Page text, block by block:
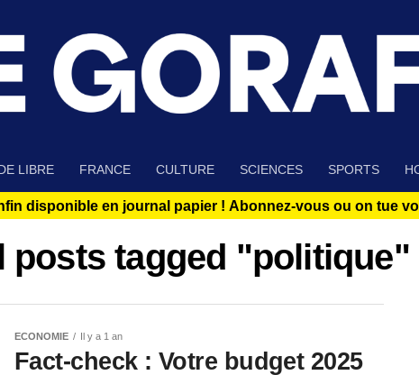
LIBRE FRANCE CULTURE SCIENCES SPORTS
disponible en journal papier ! Abonnez-vous ou on tue
posts tagged "politique"
ECONOMIE Il y a 1 an
Fact-check : Votre budget 2025